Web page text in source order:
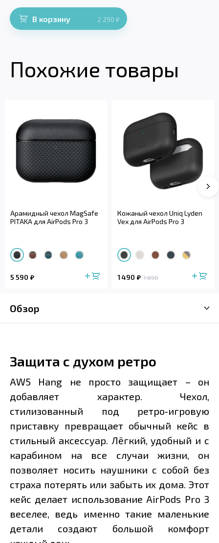
В корзину 2 290 ₽
Похожие товары
Арамидный чехол MagSafe
PITAKA для AirPods Pro 3
5 590
Кожаный чехол Uniq Lyden
Vex для AirPods Pro 3
1 490 1 890
Обзор
Защита с духом ретро
AW5 Hang не просто защищает – он
добавляет характер. Чехол,
стилизованный под ретро‑игровую
приставку превращает обычный кейс в
стильный аксессуар. Лёгкий, удобный и с
карабином на все случаи жизни, он
позволяет носить наушники с собой без
страха потерять или забыть их дома. Этот
кейс делает использование AirPods Pro 3
веселее, ведь именно такие маленькие
детали создают большой комфорт